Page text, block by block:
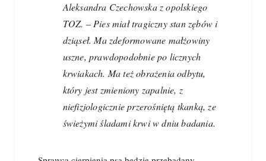
Aleksandra Czechowska z opolskiego
TOZ. – Pies miał tragiczny stan zębów i
dziąseł. Ma zdeformowane małżowiny
uszne, prawdopodobnie po licznych
krwiakach. Ma też obrażenia odbytu,
który jest zmieniony zapalnie, z
niefizjologicznie przerośniętą tkanką, ze
świeżymi śladami krwi w dniu badania.